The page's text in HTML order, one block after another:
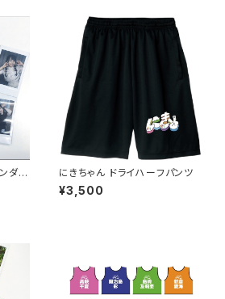
ダム
にきちゃん ドライハーフパンツ
¥3,500